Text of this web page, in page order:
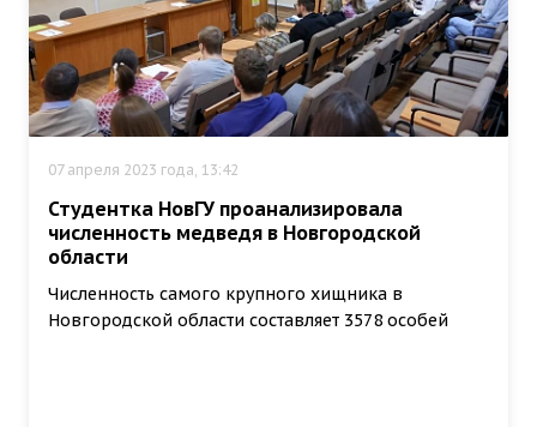
07 апреля 2023 года, 13:42
Студентка НовГУ проанализировала
численность медведя в Новгородской
области
Численность самого крупного хищника в
Новгородской области составляет 3578 особей